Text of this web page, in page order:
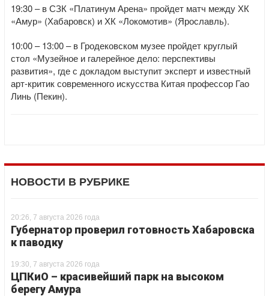
19:30 – в СЗК «Платинум Арена» пройдет матч между ХК
«Амур» (Хабаровск) и ХК «Локомотив» (Ярославль).
10:00 – 13:00 – в Гродековском музее пройдет круглый
стол «Музейное и галерейное дело: перспективы
развития», где с докладом выступит эксперт и известный
арт-критик современного искусства Китая профессор Гао
Линь (Пекин).
НОВОСТИ В РУБРИКЕ
20:26, 7 августа 2026 года
Губернатор проверил готовность Хабаровска
к паводку
19:30, 7 августа 2026 года
ЦПКиО – красивейший парк на высоком
берегу Амура